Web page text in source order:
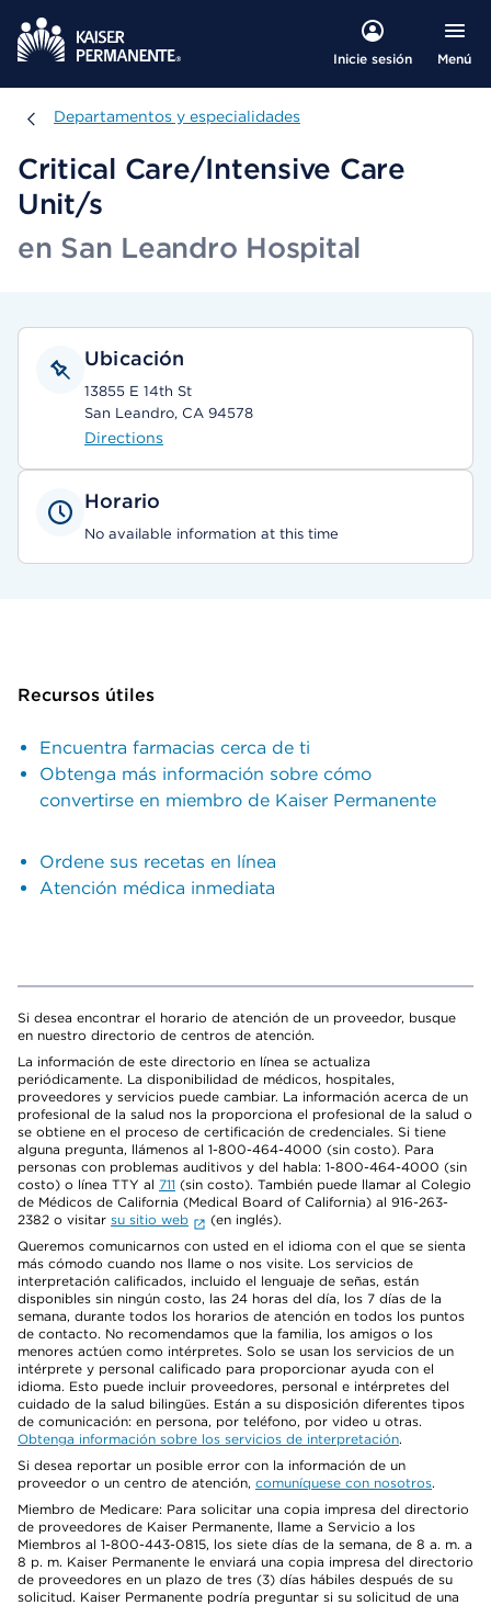
Inicie sesión Menú
Departamentos y especialidades
Departamentos y especialidades
Critical Care/Intensive Care
Unit/s
en San Leandro Hospital
Ubicación
13855 E 14th St
San Leandro, CA 94578
Directions
Horario
No available information at this time
Recursos útiles
Encuentra farmacias cerca de ti
Obtenga más información sobre cómo
convertirse en miembro de Kaiser Permanente
Ordene sus recetas en línea
Atención médica inmediata
Si desea encontrar el horario de atención de un proveedor, busque
en nuestro directorio de centros de atención.
La información de este directorio en línea se actualiza
periódicamente. La disponibilidad de médicos, hospitales,
proveedores y servicios puede cambiar. La información acerca de un
profesional de la salud nos la proporciona el profesional de la salud o
se obtiene en el proceso de certificación de credenciales. Si tiene
alguna pregunta, llámenos al 1-800-464-4000 (sin costo). Para
personas con problemas auditivos y del habla: 1-800-464-4000 (sin
costo) o línea TTY al 711 (sin costo). También puede llamar al Colegio
de Médicos de California (Medical Board of California) al 916-263-
2382 o visitar su sitio web
(en inglés).
Queremos comunicarnos con usted en el idioma con el que se sienta
más cómodo cuando nos llame o nos visite. Los servicios de
interpretación calificados, incluido el lenguaje de señas, están
disponibles sin ningún costo, las 24 horas del día, los 7 días de la
semana, durante todos los horarios de atención en todos los puntos
de contacto. No recomendamos que la familia, los amigos o los
menores actúen como intérpretes. Solo se usan los servicios de un
intérprete y personal calificado para proporcionar ayuda con el
idioma. Esto puede incluir proveedores, personal e intérpretes del
cuidado de la salud bilingües. Están a su disposición diferentes tipos
de comunicación: en persona, por teléfono, por video u otras.
Obtenga información sobre los servicios de interpretación.
Si desea reportar un posible error con la información de un
proveedor o un centro de atención, comuníquese con nosotros.
Miembro de Medicare: Para solicitar una copia impresa del directorio
de proveedores de Kaiser Permanente, llame a Servicio a los
Miembros al 1-800-443-0815, los siete días de la semana, de 8 a. m. a
8 p. m. Kaiser Permanente le enviará una copia impresa del directorio
de proveedores en un plazo de tres (3) días hábiles después de su
solicitud. Kaiser Permanente podría preguntar si su solicitud de una